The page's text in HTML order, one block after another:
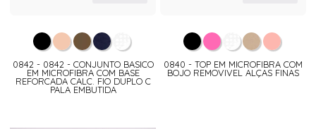
0842 - 0842 - CONJUNTO BASICO
EM MICROFIBRA COM BASE
REFORCADA CALC. FIO DUPLO C
PALA EMBUTIDA
0840 - TOP EM MICROFIBRA COM
BOJO REMOVIVEL ALÇAS FINAS